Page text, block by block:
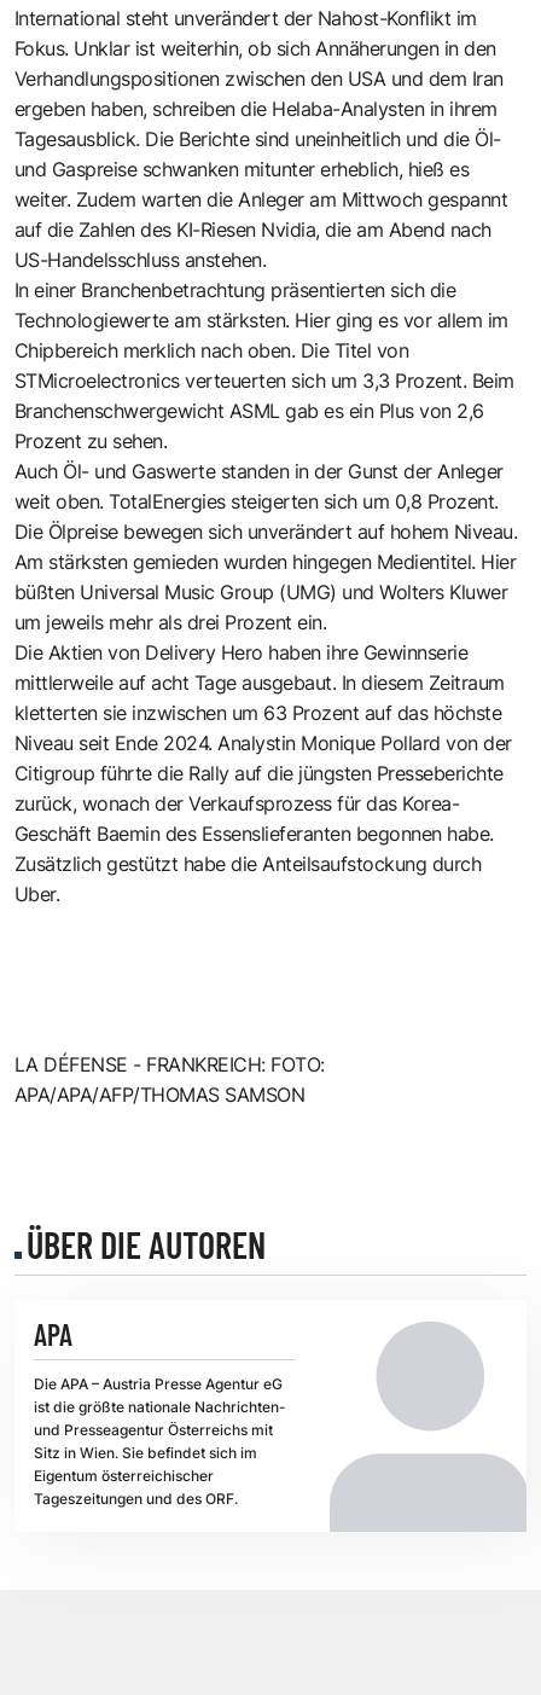
International steht unverändert der Nahost-Konflikt im
Fokus. Unklar ist weiterhin, ob sich Annäherungen in den
Verhandlungspositionen zwischen den USA und dem Iran
ergeben haben, schreiben die Helaba-Analysten in ihrem
Tagesausblick. Die Berichte sind uneinheitlich und die Öl-
und Gaspreise schwanken mitunter erheblich, hieß es
weiter. Zudem warten die Anleger am Mittwoch gespannt
auf die Zahlen des KI-Riesen Nvidia, die am Abend nach
US-Handelsschluss anstehen.
In einer Branchenbetrachtung präsentierten sich die
Technologiewerte am stärksten. Hier ging es vor allem im
Chipbereich merklich nach oben. Die Titel von
STMicroelectronics verteuerten sich um 3,3 Prozent. Beim
Branchenschwergewicht ASML gab es ein Plus von 2,6
Prozent zu sehen.
Auch Öl- und Gaswerte standen in der Gunst der Anleger
weit oben. TotalEnergies steigerten sich um 0,8 Prozent.
Die Ölpreise bewegen sich unverändert auf hohem Niveau.
Am stärksten gemieden wurden hingegen Medientitel. Hier
büßten Universal Music Group (UMG) und Wolters Kluwer
um jeweils mehr als drei Prozent ein.
Die Aktien von Delivery Hero haben ihre Gewinnserie
mittlerweile auf acht Tage ausgebaut. In diesem Zeitraum
kletterten sie inzwischen um 63 Prozent auf das höchste
Niveau seit Ende 2024. Analystin Monique Pollard von der
Citigroup führte die Rally auf die jüngsten Presseberichte
zurück, wonach der Verkaufsprozess für das Korea-
Geschäft Baemin des Essenslieferanten begonnen habe.
Zusätzlich gestützt habe die Anteilsaufstockung durch
Uber.
LA DÉFENSE - FRANKREICH: FOTO:
APA/APA/AFP/THOMAS SAMSON
ÜBER DIE AUTOREN
APA
Die APA – Austria Presse Agentur eG
ist die größte nationale Nachrichten-
und Presseagentur Österreichs mit
Sitz in Wien. Sie befindet sich im
Eigentum österreichischer
Tageszeitungen und des ORF.